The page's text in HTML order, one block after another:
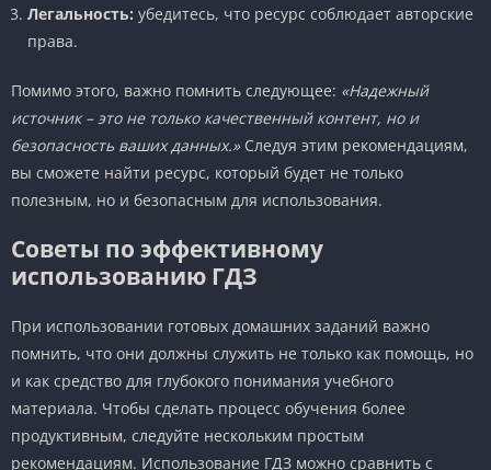
Легальность: убедитесь, что ресурс соблюдает авторские
права.
Помимо этого, важно помнить следующее: «Надежный
источник – это не только качественный контент, но и
безопасность ваших данных.»Следуя этим рекомендациям,
вы сможете найти ресурс, который будет не только
полезным, но и безопасным для использования.
Советы по эффективному
использованию ГДЗ
При использовании готовых домашних заданий важно
помнить, что они должны служить не только как помощь, но
и как средство для глубокого понимания учебного
материала. Чтобы сделать процесс обучения более
продуктивным, следуйте нескольким простым
рекомендациям. Использование ГДЗ можно сравнить с